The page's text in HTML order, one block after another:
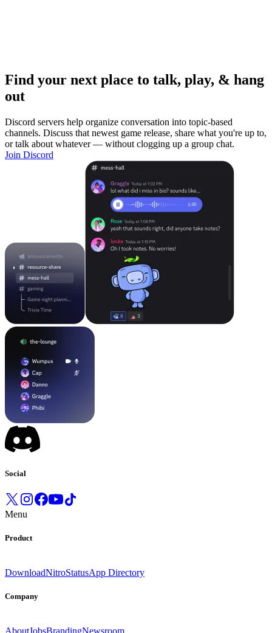
Find your next place to talk, play, & hang
out
Discord servers help organize conversation into topic-based
channels. Discuss that newest game release, share what you're up to,
or talk about whatever — without clogging up a group chat.
Join Discord
Social
Menu
Product
DownloadNitroStatusApp Directory
Company